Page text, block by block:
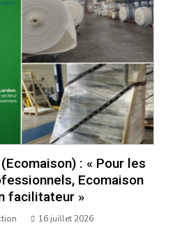
: « Pour les
Ecomaison
facilitateur »
16 juillet 2026